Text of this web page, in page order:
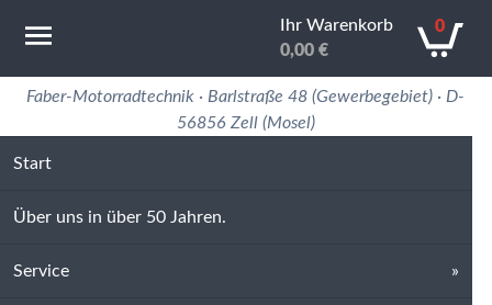
Motorradtechnik Erfahrung in 50 Jahren
Faber-Motorradtechnik · Barlstraße 48 (Gewerbegebiet) · D-
56856 Zell (Mosel)
Start
Über uns in über 50 Jahren.
Service
Ihr Warenkorb
0,00 €
0